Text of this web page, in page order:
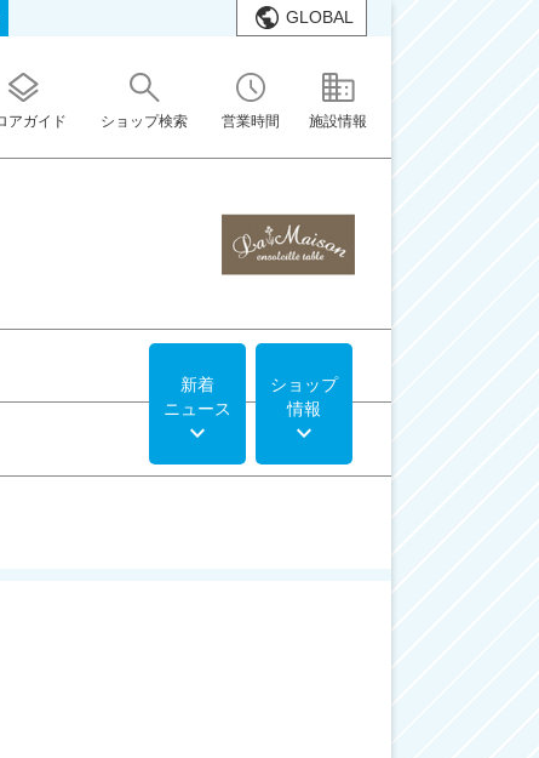
GLOBAL
アガイド ショップ検索 営業時間 施設情報
新着
ニュース
ショップ
情報